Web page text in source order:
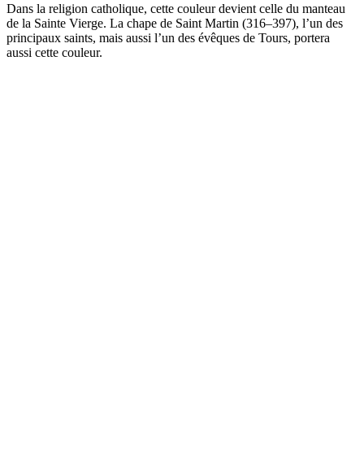
Dans la religion catholique, cette couleur devient celle du manteau
de la Sainte Vierge. La chape de Saint Martin (316–397), l’un des
principaux saints, mais aussi l’un des évêques de Tours, portera
aussi cette couleur.